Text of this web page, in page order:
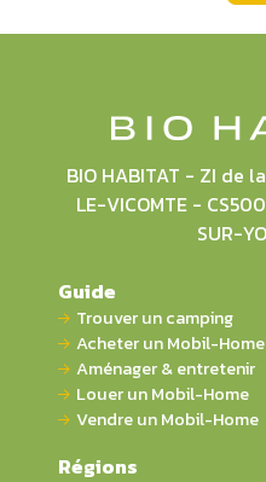
BIO HABITAT - ZI de
LE-VICOMTE -
SUR-
Guide
Trouver un camping
Acheter un Mobil-Home
Aménager & entretenir
Louer un Mobil-Home
Vendre un Mobil-Home
Régions